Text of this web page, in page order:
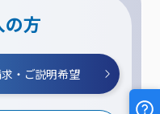
方
・ご説明希望